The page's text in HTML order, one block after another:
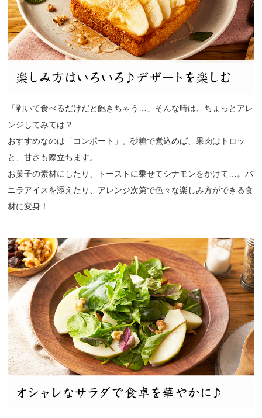
「剥いて食べるだけだと飽きちゃう…」そんな時は、ちょっとアレ
ンジしてみては？
おすすめなのは「コンポート」。砂糖で煮込めば、果肉はトロッ
と、甘さも際立ちます。
お菓子の素材にしたり、トーストに乗せてシナモンをかけて…。バ
ニラアイスを添えたり、アレンジ次第で色々な楽しみ方ができる食
材に変身！